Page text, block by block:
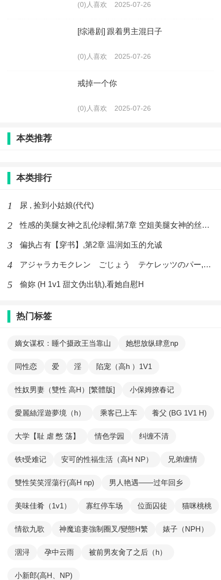
(0)人喜欢 2025-07-26
[综港剧] 跟着男主混日子
(0)人喜欢 2025-07-26
戒掉一个你
(0)人喜欢 2025-07-26
本类推荐
本类排行
1 尿 , 捡到小姑娘(代代)
2 性感的美腿女神之乱伦绿帽,第7章 空姐美腿女神的丝袜足交
3 偏执占有【穿书】,第2章 温润如玉的允诚
4 アジャラカモクレン ごじょう テケレッツのパー,【No. 42 Rube Goldberg Machine】十四
5 偷妳 (H 1v1 甜文伪出轨),看她自慰H
热门标签
嫡女谋权：睡个摄政王当靠山 她想放纵肆意np
同性恋 爱 淫 陷宠（高h ）1V1
性奴男妻（雙性 高H）[繁體版] 小保姆撩春记
愛麗絲淫遊夢境（h） 乘客已上车 養父 (BG 1V1 H)
大学【耻 虐 憋 荡】 情色学园 纠缠不清
铁t受难记 安可的性福生活（高H NP） 兄弟缠情
雙性笑笑淫蕩行(高H np) 男人艳遇——过年回乡
美味佳肴（1v1） 寡红停车场 位面囚徒 猫咪桃桃
情欲九歌 神魔追妻強制圈叉/變態H繁 婊子（NPH）
洇浔 孕中云雨 被前男友肏了之后（h）
小新郎(高H、NP)